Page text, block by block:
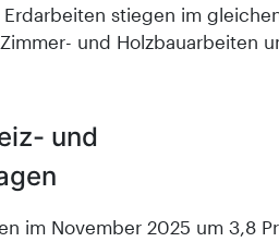
stiegen im
und Holzbauarbeiten
und
im November 2025 um 3,8